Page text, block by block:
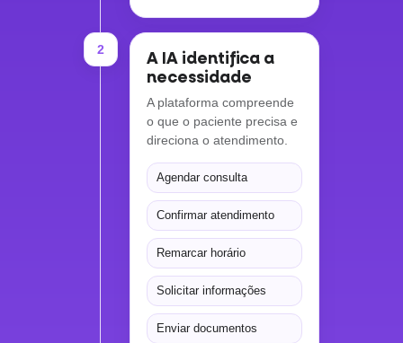
2
A IA identifica a
necessidade
A plataforma compreende
o que o paciente precisa e
direciona o atendimento.
Agendar consulta
Confirmar atendimento
Remarcar horário
Solicitar informações
Enviar documentos